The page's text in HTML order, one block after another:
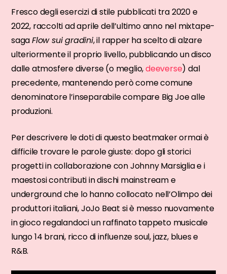
Fresco degli esercizi di stile pubblicati tra 2020 e
2022, raccolti ad aprile dell’ultimo anno nel mixtape-
sagaFlow sui gradini, il rapper ha scelto di alzare
ulteriormente il proprio livello, pubblicando un disco
dalle atmosfere diverse (o meglio,deeverse) dal
precedente, mantenendo però come comune
denominatore l’inseparabile compare Big Joe alle
produzioni.
Per descrivere le doti di questo beatmaker ormai è
difficile trovare le parole giuste: dopo gli storici
progetti in collaborazione con Johnny Marsiglia e i
maestosi contributi in dischi mainstream e
underground che lo hanno collocato nell’Olimpo dei
produttori italiani, JoJo Beat si è messo nuovamente
in gioco regalandoci un raffinato tappeto musicale
lungo 14 brani, ricco di influenze soul, jazz, blues e
R&B.